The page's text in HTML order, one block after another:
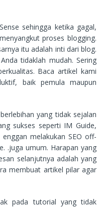
sehingga ketika gagal,
proses blogging.
itu adalah inti dari blog.
tidaklah mudah. Sering
Baca artikel kami
baik pemula maupun
yang tidak sejalan
sukses seperti IM Guide,
melakukan SEO off-
.juga umum. Harapan yang
selanjutnya adalah yang
membuat artikel pilar agar
pada tutorial yang tidak